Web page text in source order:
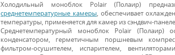
Холодильный моноблок Polair (Полаир)
среднетемпературные камеры, обеспечивает
температуры, применяется для камер из сэндвич-
Среднетемпературный моноблок Polair (Полаир)
конденсатором, герметичным поршневым
фильтром-осушителем, испарителем,